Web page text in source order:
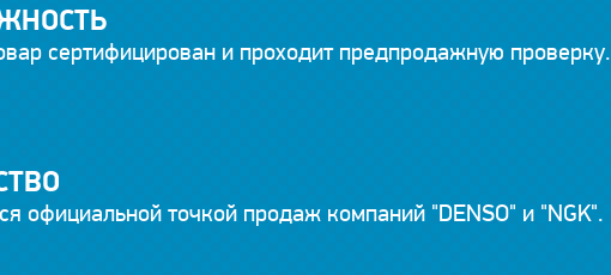
сертифицирован и проходит предпродажную проверку.
официальной точкой продаж компаний "DENSO" и "NGK".